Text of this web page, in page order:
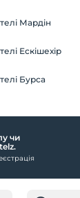
Мардін
Ескішехір
Бурса
чи